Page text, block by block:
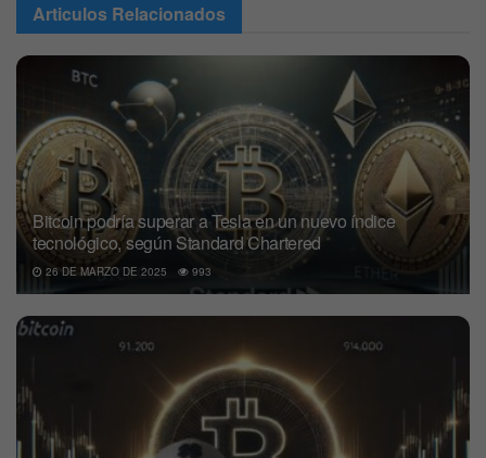
Articulos Relacionados
Bitcoin podría superar a Tesla en un nuevo índice
tecnológico, según Standard Chartered
26 DE MARZO DE 2025 993